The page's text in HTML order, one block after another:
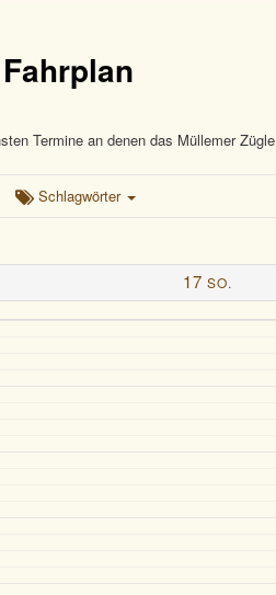
Termine an denen das Müllemer
Schlagwörter
17 SO.